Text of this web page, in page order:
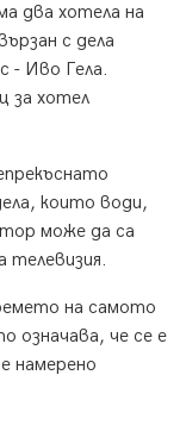
два хотела на
с дела
- Иво Гела.
за хотел
които води,
може да са
телевизия.
на самото
означава, че се е
намерено